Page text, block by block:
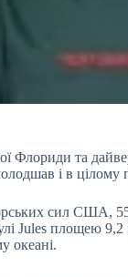
Флориди та
і в цілому
сил США,
Jules площею 9,2
океані.